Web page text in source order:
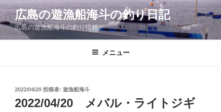
コ
ン
ン
広島の遊漁船海斗の釣り日記
広島の遊漁船海斗の釣り情報
メニュー
投
稿
日:
2022/04/20 投稿者: 遊漁船海斗
2022/04/20 メバル・ライトジギ